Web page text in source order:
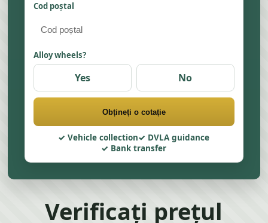
Cod poștal
Alloy wheels?
Yes No
Obțineți o cotație
Vehicle collection
DVLA guidance
Bank transfer
Verificați prețul